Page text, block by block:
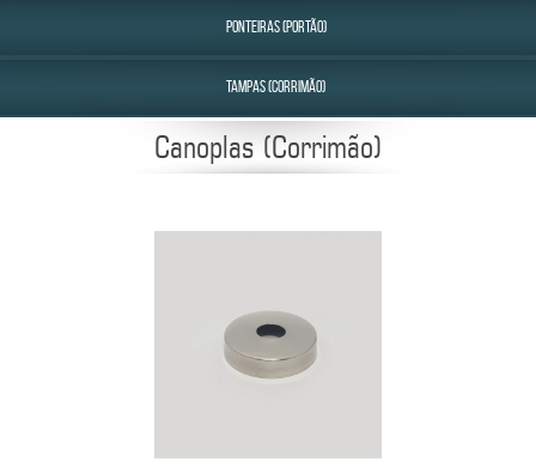
PONTEIRAS (PORTÃO)
TAMPAS (CORRIMÃO)
Canoplas (Corrimão)